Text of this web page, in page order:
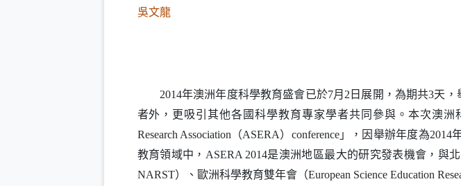
吳文龍
2014年澳洲年度科學教育盛會已於7月2日展開，為期共3天，
者外，更吸引其他各國科學教育專家學者共同參與。本次澳洲
Research Association（ASERA） conference」，因舉辦年度為2014
教育領域中， ASERA 2014是澳洲地區最大的研究發表機會，與
NARST）、歐洲科學教育雙年會（European Science Education